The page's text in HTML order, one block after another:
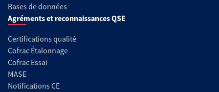
Bases de données
Agréments et reconnaissances QSE
Certifications qualité
Cofrac Étalonnage
Cofrac Essai
MASE
Notifications CE